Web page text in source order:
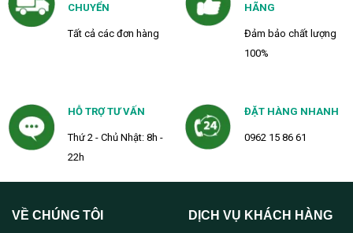
CHUYỂN
Tất cả các đơn hàng
HÃNG
Đảm bảo chất lượng
100%
HỖ TRỢ TƯ VẤN
Thứ 2 - Chủ Nhật: 8h -
22h
ĐẶT HÀNG NHANH
0962 15 86 61
VỀ CHÚNG TÔI DỊCH VỤ KHÁCH HÀNG